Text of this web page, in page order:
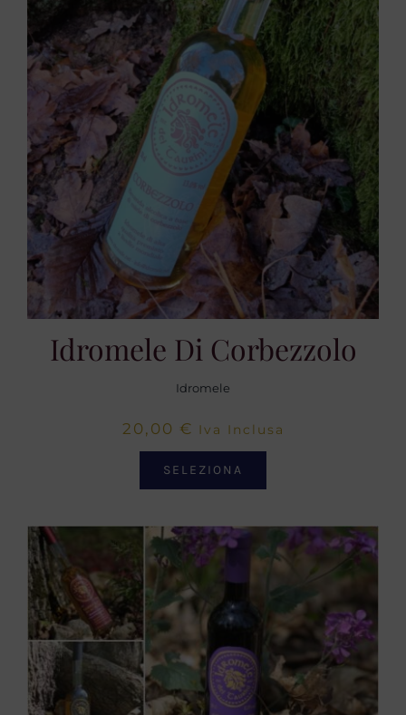
Idromele Di Corbezzolo
Idromele
20,00 € Iva Inclusa
SELEZIONA